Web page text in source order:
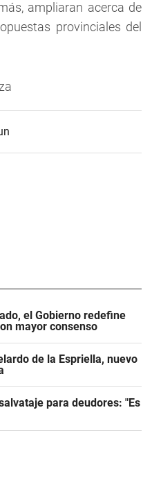
ampliaran acerca de
provinciales del
el Gobierno redefine
mayor consenso
de la Espriella, nuevo
para deudores: "Es